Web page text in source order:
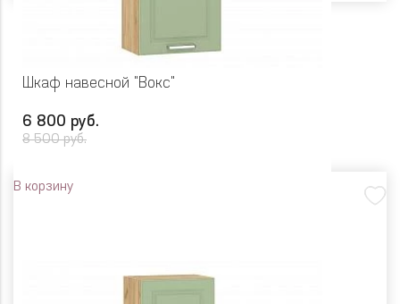
Шкаф навесной "Вокс"
6 800 руб.
8 500 руб.
В корзину